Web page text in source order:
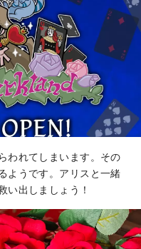
われてしまいます。その
ようです。アリスと一緒
い出しましょう！